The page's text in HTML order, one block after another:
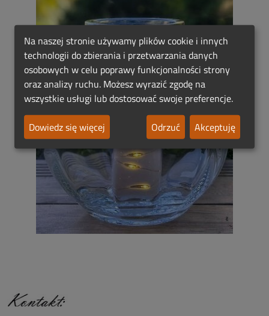
Na naszej stronie używamy plików cookie i innych
technologii do zbierania i przetwarzania danych
osobowych w celu poprawy funkcjonalności strony
oraz analizy ruchu. Możesz wyrazić zgodę na
wszystkie usługi lub dostosować swoje preferencje.
Dowiedz się więcej
Odrzuć Akceptuję